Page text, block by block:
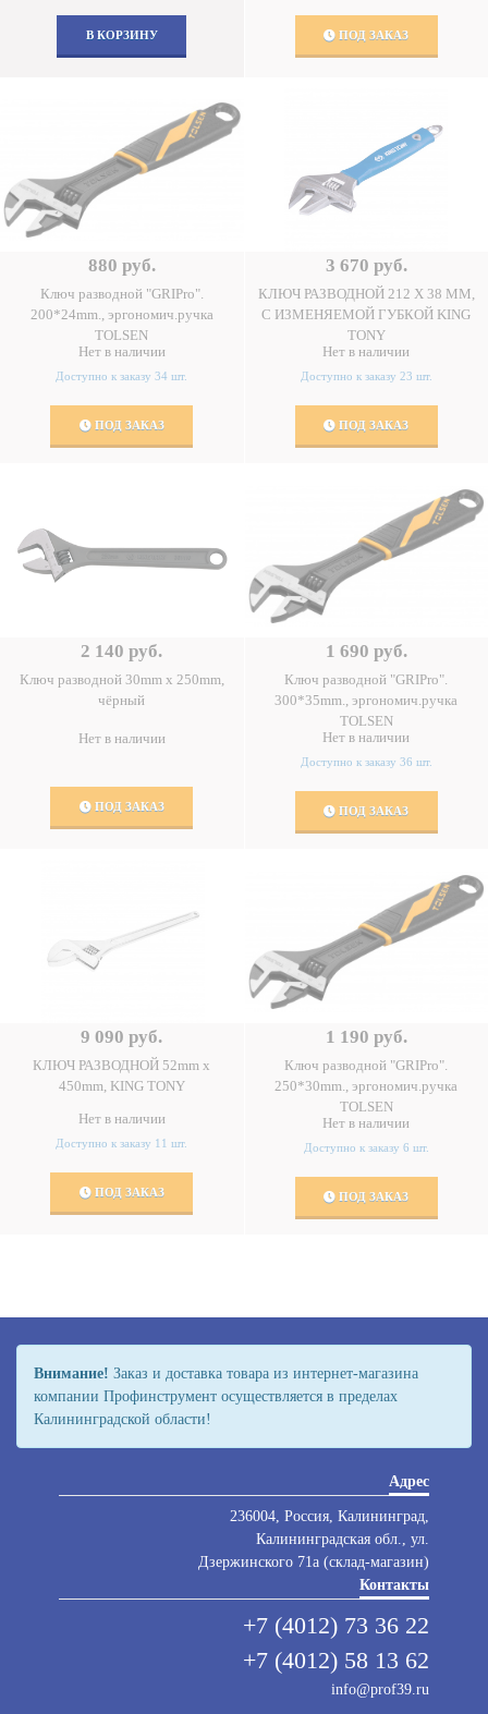
В КОРЗИНУ ПОД ЗАКАЗ
880 руб.
Ключ разводной "GRIPro".
200*24mm., эргономич.ручка
TOLSEN
Нет в наличии
Доступно к заказу 34 шт.
ПОД ЗАКАЗ
3 670 руб.
КЛЮЧ РАЗВОДНОЙ 212 Х 38 ММ,
С ИЗМЕНЯЕМОЙ ГУБКОЙ KING
TONY
Нет в наличии
Доступно к заказу 23 шт.
ПОД ЗАКАЗ
2 140 руб.
Ключ разводной 30mm x 250mm,
чёрный
Нет в наличии
ПОД ЗАКАЗ
1 690 руб.
Ключ разводной "GRIPro".
300*35mm., эргономич.ручка
TOLSEN
Нет в наличии
Доступно к заказу 36 шт.
ПОД ЗАКАЗ
9 090 руб.
КЛЮЧ РАЗВОДНОЙ 52mm x
450mm, KING TONY
Нет в наличии
Доступно к заказу 11 шт.
ПОД ЗАКАЗ
1 190 руб.
Ключ разводной "GRIPro".
250*30mm., эргономич.ручка
TOLSEN
Нет в наличии
Доступно к заказу 6 шт.
ПОД ЗАКАЗ
Внимание! Заказ и доставка товара из интернет-магазина
компании Профинструмент осуществляется в пределах
Калининградской области!
Адрес
236004, Россия, Калининград,
Калининградская обл., ул.
Дзержинского 71а (склад-магазин)
Контакты
+7 (4012) 73 36 22
+7 (4012) 58 13 62
info@prof39.ru